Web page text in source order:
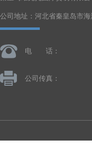
公司地址：河北省秦皇岛市
电 话：
公司传真：